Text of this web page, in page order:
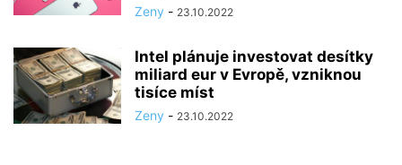
Zeny - 23.10.2022
Intel plánuje investovat desítky
miliard eur v Evropě, vzniknou
tisíce míst
Zeny - 23.10.2022